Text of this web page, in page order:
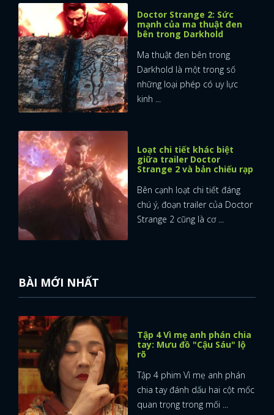
x
ĐĂNG NHẬP
Doctor Strange 2: Sức
mạnh của ma thuật đen
bên trong Darkhold
Ma thuật đen bên trong
Darkhold là một trong số
những loại phép có uy lực
kinh ...
Loạt chi tiết khác biệt
giữa trailer Doctor
Strange 2 và bản chiếu rạp
Bên cạnh loạt chi tiết đáng
chú ý, đoạn trailer của Doctor
Strange 2 cũng là cơ ...
BÀI MỚI NHẤT
Tập 4 Vì mẹ anh phán chia
tay: Mưu đồ "Cậu Sáu" lộ
rõ
Tập 4 phim Vì mẹ anh phán
chia tay đánh dấu hai cột mốc
quan trọng trong mối ...